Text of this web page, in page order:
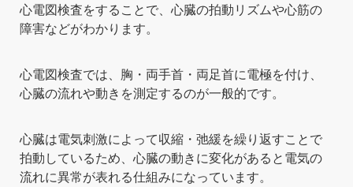
心電図検査をすることで、心臓の拍動リズムや心筋の
障害などがわかります。
心電図検査では、胸・両手首・両足首に電極を付け、
心臓の流れや動きを測定するのが一般的です。
心臓は電気刺激によって収縮・弛緩を繰り返すことで
拍動しているため、心臓の動きに変化があると電気の
流れに異常が表れる仕組みになっています。